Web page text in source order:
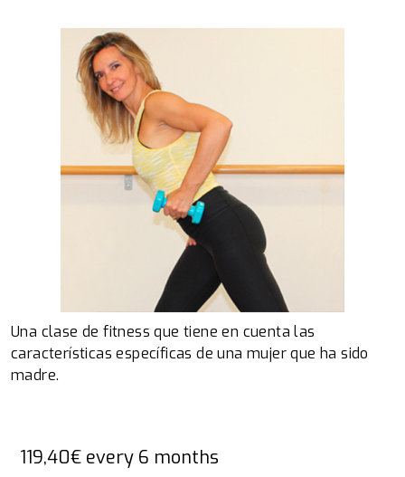
Una clase de fitness que tiene en cuenta las
características específicas de una mujer que ha sido
madre.
119,40€ every 6 months